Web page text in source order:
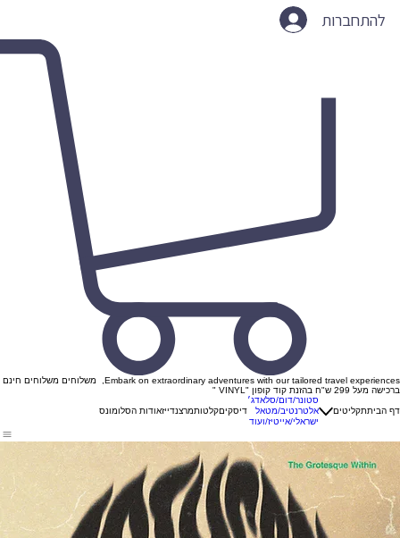
להתחברות
Embark on extraordinary adventures with our tailored travel experiences, משלוחים משלוחים חינם
ברכישה מעל 299 ש"ח בהזנת קוד קופון "VINYL "
דף הביתתקליטים
סטונר/דום/סלאדג׳
אלטרנטיב/מטאל
ישראלי/אייטיז/ועוד
דיסקיםקלטותמרצנדייזאודות הסלומונס